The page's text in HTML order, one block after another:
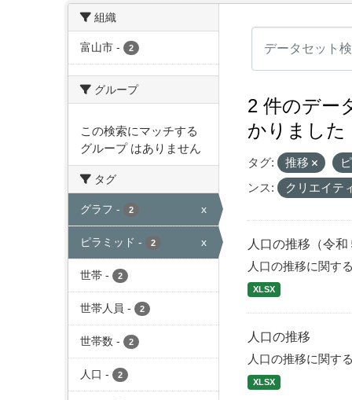
組織
富山市 - 2
グループ
この検索にマッチする
グループ はありません
タグ
グラフ - 2 x
ピラミッド - 2 x
世帯 - 2
世帯人員 - 2
世帯数 - 2
人口 - 2
2 件のデー
かりました
タグ: 推移
ンス:
クリエイテ
人口の推移（令和
人口の推移に関す
XLSX
人口の推移
人口の推移に関す
XLSX